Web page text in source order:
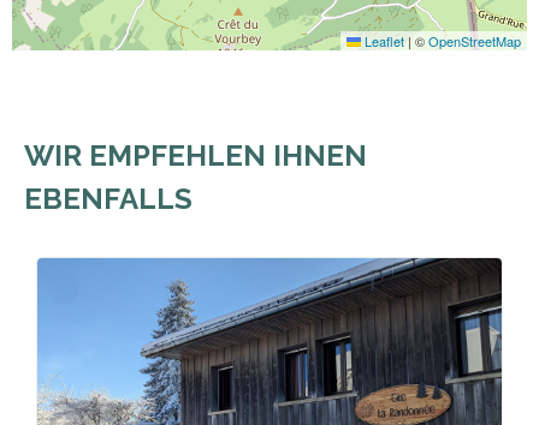
Leaflet | ©OpenStreetMap
WIR EMPFEHLEN IHNEN
EBENFALLS